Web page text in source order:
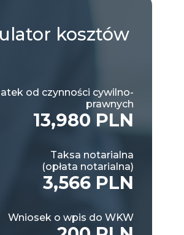
kosztów
od czynności cywilno-
prawnych
13,980 PLN
Taksa notarialna
(opłata notarialna)
3,566 PLN
Wniosek o wpis do WKW